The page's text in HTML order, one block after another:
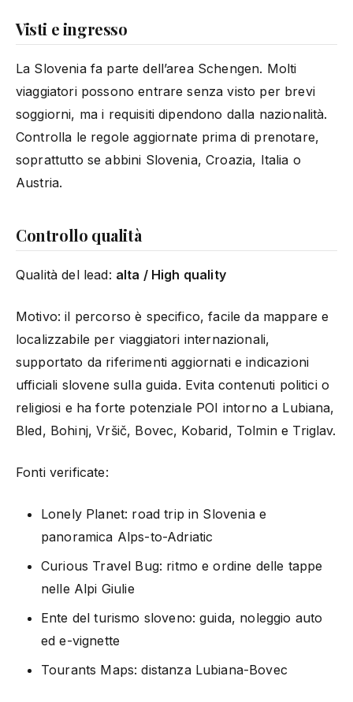
Visti e ingresso
La Slovenia fa parte dell’area Schengen. Molti
viaggiatori possono entrare senza visto per brevi
soggiorni, ma i requisiti dipendono dalla nazionalità.
Controlla le regole aggiornate prima di prenotare,
soprattutto se abbini Slovenia, Croazia, Italia o
Austria.
Controllo qualità
Qualità del lead: alta / High quality
Motivo: il percorso è specifico, facile da mappare e
localizzabile per viaggiatori internazionali,
supportato da riferimenti aggiornati e indicazioni
ufficiali slovene sulla guida. Evita contenuti politici o
religiosi e ha forte potenziale POI intorno a Lubiana,
Bled, Bohinj, Vršič, Bovec, Kobarid, Tolmin e Triglav.
Fonti verificate:
Lonely Planet: road trip in Slovenia e
panoramica Alps-to-Adriatic
Curious Travel Bug: ritmo e ordine delle tappe
nelle Alpi Giulie
Ente del turismo sloveno: guida, noleggio auto
ed e-vignette
Tourants Maps: distanza Lubiana-Bovec